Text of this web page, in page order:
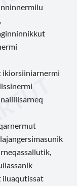
iluaqutissat